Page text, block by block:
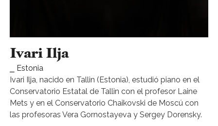
Ivari Ilja
⎯ Estonia
Ivari Ilja, nacido en Tallin (Estonia), estudió piano en el
Conservatorio Estatal de Tallin con el profesor Laine
Mets y en el Conservatorio Chaikovski de Moscú con
las profesoras Vera Gornostayeva y Sergey Dorensky.